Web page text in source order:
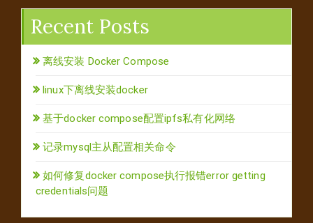
Recent Posts
离线安装 Docker Compose
linux下离线安装docker
基于docker compose配置ipfs私有化网络
记录mysql主从配置相关命令
如何修复docker compose执行报错error getting
credentials问题